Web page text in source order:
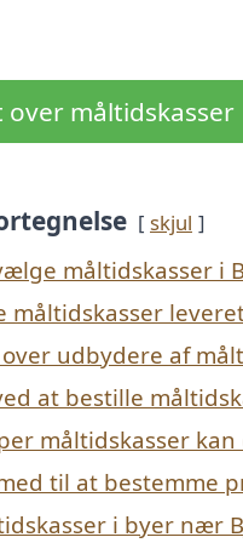
over måltidskasser
skjul
måltidskasser i
måltidskasser
udbydere af
at bestille
måltidskasser kan
til at bestemme
i byer nær